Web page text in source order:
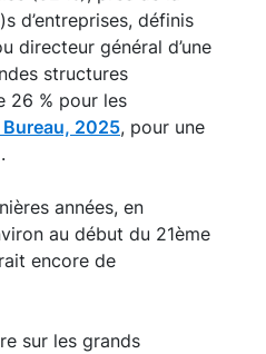
d’entreprises, définis
directeur général d’une
structures
26 % pour les
Bureau, 2025, pour une
années, en
au début du 21ème
encore de
sur les grands